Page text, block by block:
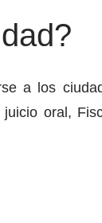
a los
juicio oral,